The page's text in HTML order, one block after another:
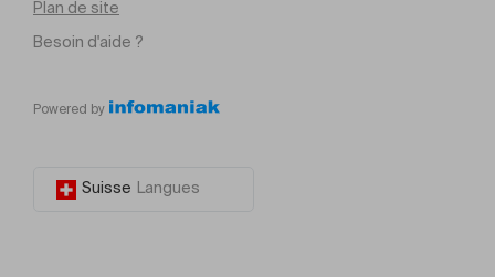
Plan de site
Besoin d'aide ?
Powered by
Suisse Langues